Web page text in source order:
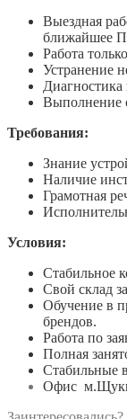
Выездная
ближайшее
Работа
Устранение
Выполнение
Требования:
Знание
Наличие
Грамотная
Условия:
Стабильное
Свой склад
Обучение в
брендов.
Работа по
Полная
Стабильные
Офис